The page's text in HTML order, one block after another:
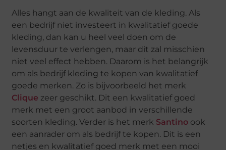
Alles hangt aan de kwaliteit van de kleding. Als
een bedrijf niet investeert in kwalitatief goede
kleding, dan kan u heel veel doen om de
levensduur te verlengen, maar dit zal misschien
niet veel effect hebben. Daarom is het belangrijk
om als bedrijf kleding te kopen van kwalitatief
goede merken. Zo is bijvoorbeeld het merk
Clique zeer geschikt. Dit een kwalitatief goed
merk met een groot aanbod in verschillende
soorten kleding. Verder is het merk Santino ook
een aanrader om als bedrijf te kopen. Dit is een
netjes en kwalitatief goed merk met een mooi